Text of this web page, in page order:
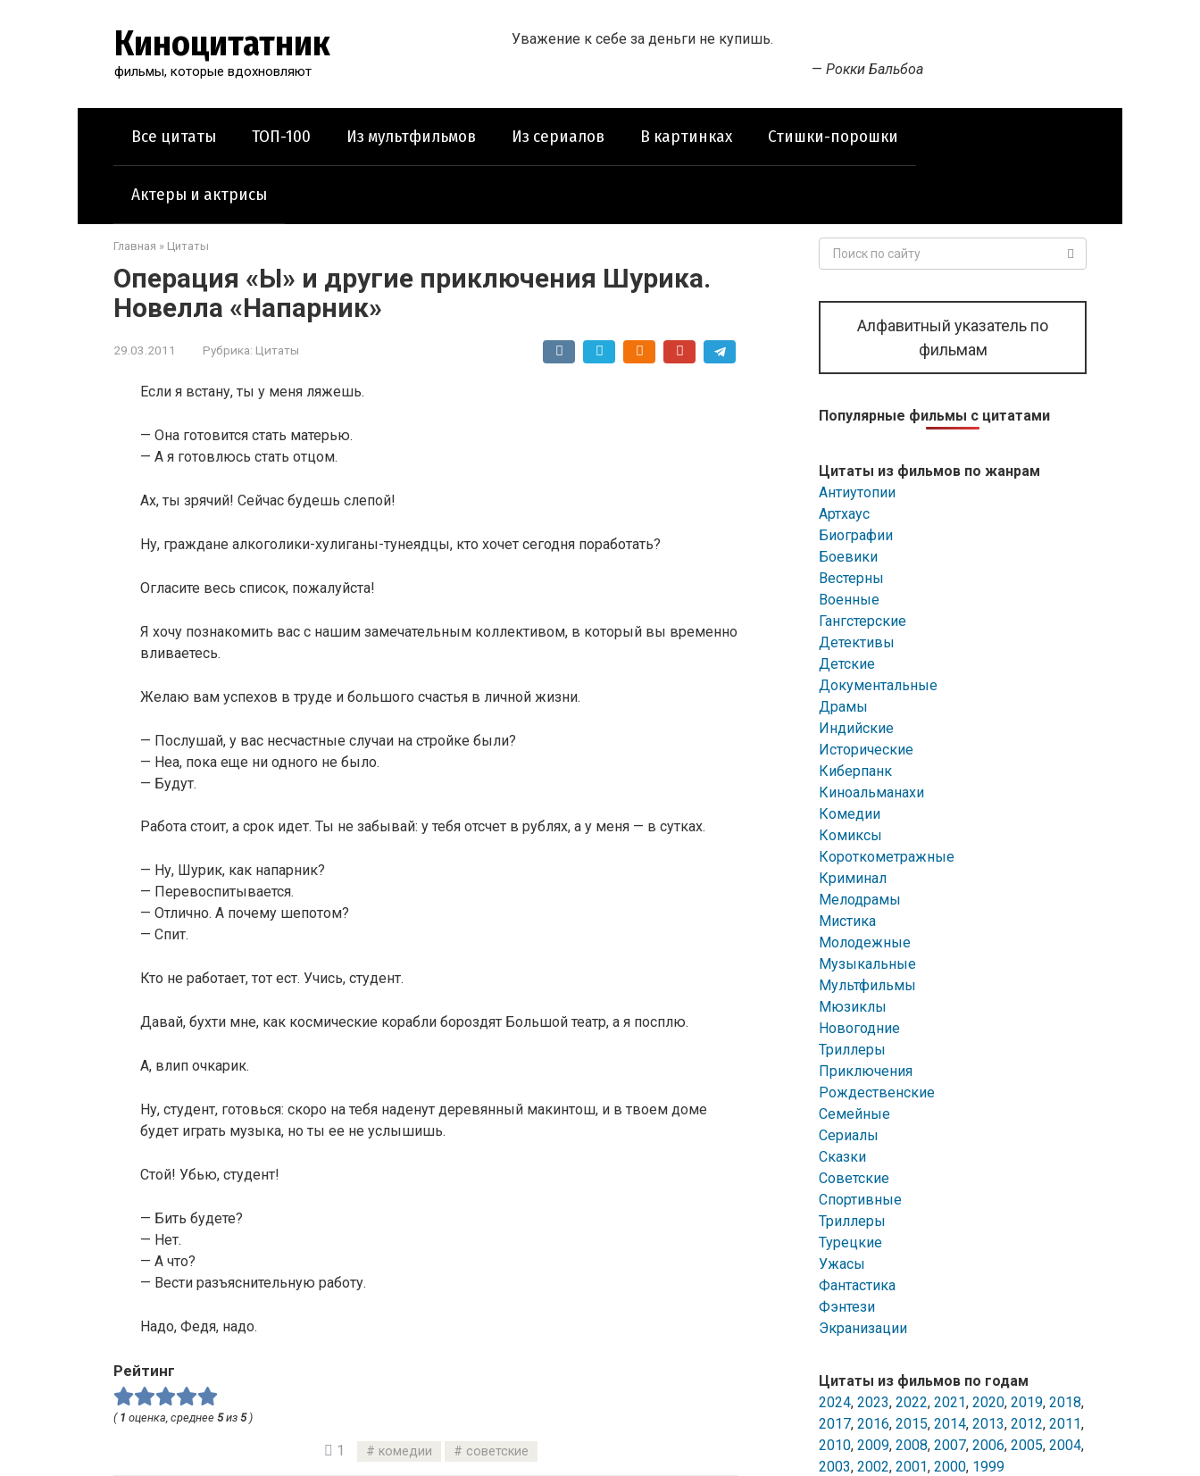
Киноцитатник
фильмы, которые вдохновляют
Уважение к себе за деньги не купишь.
— Рокки Бальбоа
Все цитаты ТОП-100 Из мультфильмов Из сериалов В картинках Стишки-порошки
Актеры и актрисы
Главная » Цитаты
Операция «Ы» и другие приключения Шурика.
Новелла «Напарник»
29.03.2011 Рубрика: Цитаты
Если я встану, ты у меня ляжешь.
— Она готовится стать матерью.
— А я готовлюсь стать отцом.
Ах, ты зрячий! Сейчас будешь слепой!
Ну, граждане алкоголики-хулиганы-тунеядцы, кто хочет сегодня поработать?
Огласите весь список, пожалуйста!
Я хочу познакомить вас с нашим замечательным коллективом, в который вы временно
вливаетесь.
Желаю вам успехов в труде и большого счастья в личной жизни.
— Послушай, у вас несчастные случаи на стройке были?
— Неа, пока еще ни одного не было.
— Будут.
Работа стоит, а срок идет. Ты не забывай: у тебя отсчет в рублях, а у меня — в сутках.
— Ну, Шурик, как напарник?
— Перевоспитывается.
— Отлично. А почему шепотом?
— Спит.
Кто не работает, тот ест. Учись, студент.
Давай, бухти мне, как космические корабли бороздят Большой театр, а я посплю.
А, влип очкарик.
Ну, студент, готовься: скоро на тебя наденут деревянный макинтош, и в твоем доме
будет играть музыка, но ты ее не услышишь.
Стой! Убью, студент!
— Бить будете?
— Нет.
— А что?
— Вести разъяснительную работу.
Надо, Федя, надо.
Рейтинг
( 1 оценка, среднее 5из 5)
1 комедии советские
Поиск:
Алфавитный указатель по
фильмам
Популярные фильмы с цитатами
Цитаты из фильмов по жанрам
Антиутопии
Артхаус
Биографии
Боевики
Вестерны
Военные
Гангстерские
Детективы
Детские
Документальные
Драмы
Индийские
Исторические
Киберпанк
Киноальманахи
Комедии
Комиксы
Короткометражные
Криминал
Мелодрамы
Мистика
Молодежные
Музыкальные
Мультфильмы
Мюзиклы
Новогодние
Триллеры
Приключения
Рождественские
Семейные
Сериалы
Сказки
Советские
Спортивные
Триллеры
Турецкие
Ужасы
Фантастика
Фэнтези
Экранизации
Цитаты из фильмов по годам
2024, 2023, 2022, 2021, 2020, 2019, 2018,
2017, 2016, 2015, 2014, 2013, 2012, 2011,
2010, 2009, 2008, 2007, 2006, 2005, 2004,
2003, 2002, 2001, 2000, 1999